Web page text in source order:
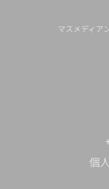
マスメディア
個